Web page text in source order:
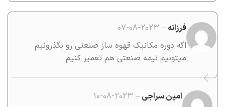
فرزانه–
2023-08-07
اگه دوره مکانیک قهوه ساز صنعتی رو بگذرونیم
میتونیم نیمه صنعتی هم تعمیر کنیم
امین سراجی–
2023-08-10